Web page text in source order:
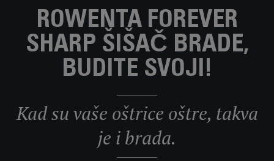
ROWENTA FOREVER
SHARP ŠIŠAČ BRADE,
BUDITE SVOJI!
Kad su vaše oštrice oštre, takva
je i brada.